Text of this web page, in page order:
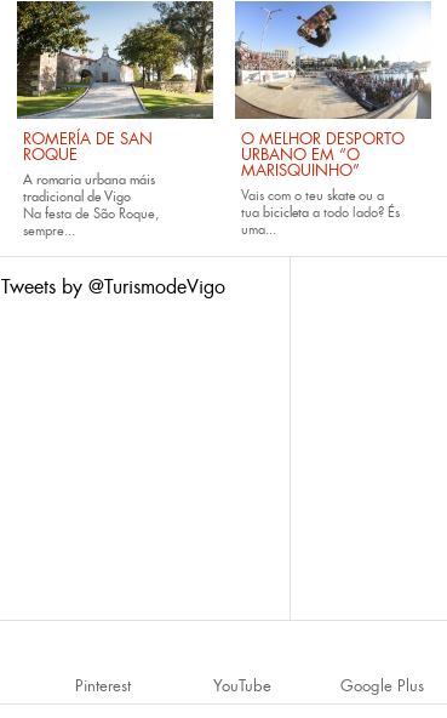
ROMERÍA DE SAN
ROQUE
A romaria urbana máis
tradicional de Vigo
Na festa de São Roque,
sempre...
O MELHOR DESPORTO
URBANO EM “O
MARISQUINHO”
Vais com o teu skateou a
tua bicicleta a todo lado? És
uma...
Tweets by @TurismodeVigo
Pinterest YouTube Google Plus